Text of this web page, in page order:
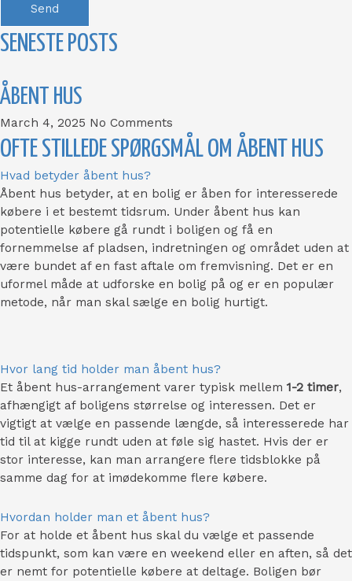
Send
SENESTE POSTS
ÅBENT HUS
March 4, 2025 No Comments
OFTE STILLEDE SPØRGSMÅL OM ÅBENT HUS
Hvad betyder åbent hus?
Åbent hus betyder, at en bolig er åben for interesserede
købere i et bestemt tidsrum. Under åbent hus kan
potentielle købere gå rundt i boligen og få en
fornemmelse af pladsen, indretningen og området uden at
være bundet af en fast aftale om fremvisning. Det er en
uformel måde at udforske en bolig på og er en populær
metode, når man skal sælge en bolig hurtigt.
Hvor lang tid holder man åbent hus?
Et åbent hus-arrangement varer typisk mellem 1-2 timer,
afhængigt af boligens størrelse og interessen. Det er
vigtigt at vælge en passende længde, så interesserede har
tid til at kigge rundt uden at føle sig hastet. Hvis der er
stor interesse, kan man arrangere flere tidsblokke på
samme dag for at imødekomme flere købere.
Hvordan holder man et åbent hus?
For at holde et åbent hus skal du vælge et passende
tidspunkt, som kan være en weekend eller en aften, så det
er nemt for potentielle købere at deltage. Boligen bør